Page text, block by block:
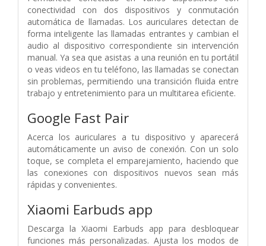
conectividad con dos dispositivos y conmutación
automática de llamadas. Los auriculares detectan de
forma inteligente las llamadas entrantes y cambian el
audio al dispositivo correspondiente sin intervención
manual. Ya sea que asistas a una reunión en tu portátil
o veas videos en tu teléfono, las llamadas se conectan
sin problemas, permitiendo una transición fluida entre
trabajo y entretenimiento para un multitarea eficiente.
Google Fast Pair
Acerca los auriculares a tu dispositivo y aparecerá
automáticamente un aviso de conexión. Con un solo
toque, se completa el emparejamiento, haciendo que
las conexiones con dispositivos nuevos sean más
rápidas y convenientes.
Xiaomi Earbuds app
Descarga la Xiaomi Earbuds app para desbloquear
funciones más personalizadas. Ajusta los modos de